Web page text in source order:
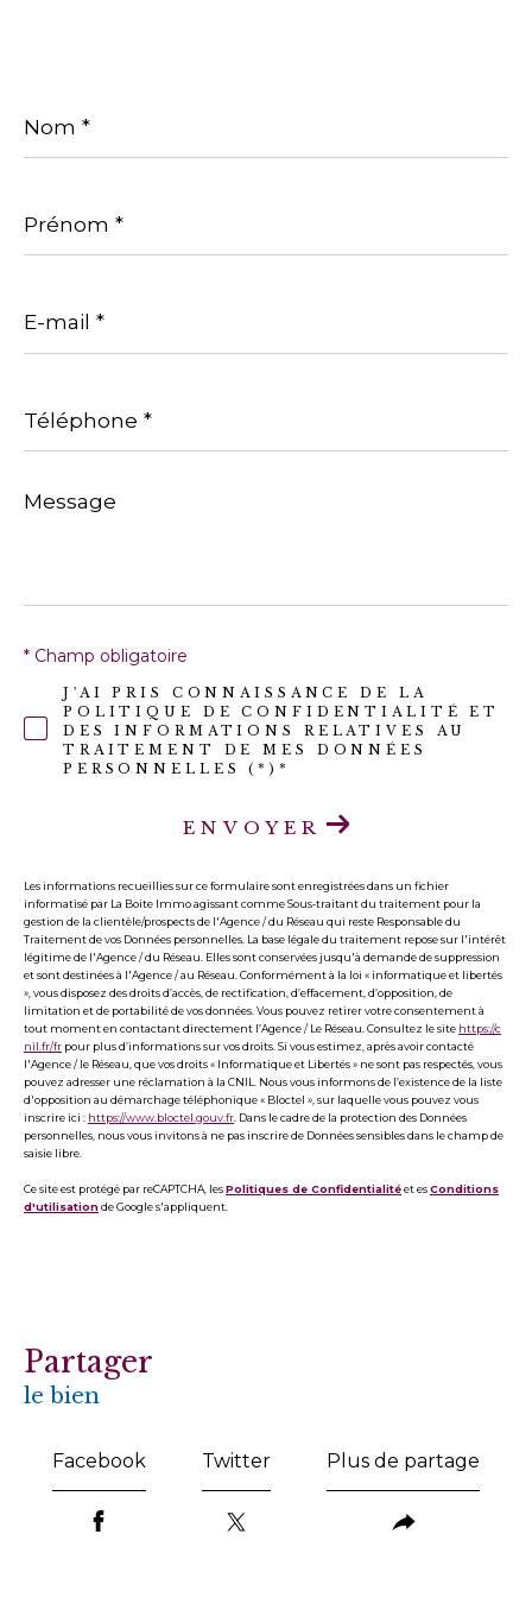
*
*
mail
*
*
Message
*
J'AI PRIS CONNAISSANCE DE LA
POLITIQUE DE CONFIDENTIALITÉ ET
DES INFORMATIONS RELATIVES AU
TRAITEMENT DE MES DONNÉES
PERSONNELLES (*)*
* Champ obligatoire
ENVOYER
Les informations recueillies sur ce formulaire sont enregistrées dans un fichier
informatisé par La Boite Immo agissant comme Sous-traitant du traitement pour la
gestion de la clientèle/prospects de l'Agence / du Réseau qui reste Responsable du
Traitement de vos Données personnelles. La base légale du traitement repose sur l'intérêt
légitime de l'Agence / du Réseau. Elles sont conservées jusqu'à demande de suppression
et sont destinées à l'Agence / au Réseau. Conformément à la loi « informatique et libertés
», vous disposez des droits d’accès, de rectification, d’effacement, d’opposition, de
limitation et de portabilité de vos données. Vous pouvez retirer votre consentement à
tout moment en contactant directement l’Agence / Le Réseau. Consultez le site https://c
nil.fr/fr pour plus d’informations sur vos droits. Si vous estimez, après avoir contacté
l'Agence / le Réseau, que vos droits « Informatique et Libertés » ne sont pas respectés, vous
pouvez adresser une réclamation à la CNIL. Nous vous informons de l’existence de la liste
d'opposition au démarchage téléphonique « Bloctel », sur laquelle vous pouvez vous
inscrire ici : https://www.bloctel.gouv.fr . Dans le cadre de la protection des Données
personnelles, nous vous invitons à ne pas inscrire de Données sensibles dans le champ de
saisie libre.
Ce site est protégé par reCAPTCHA, lesPolitiques de Confidentialitéet esConditions
d'utilisationde Google s'appliquent.
partager
le bien
Facebook Twitter Plus de partage